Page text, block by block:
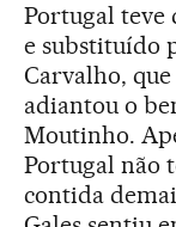
Portugal teve
e substituído
Carvalho,
adiantou o
Moutinho.
Portugal não
contida